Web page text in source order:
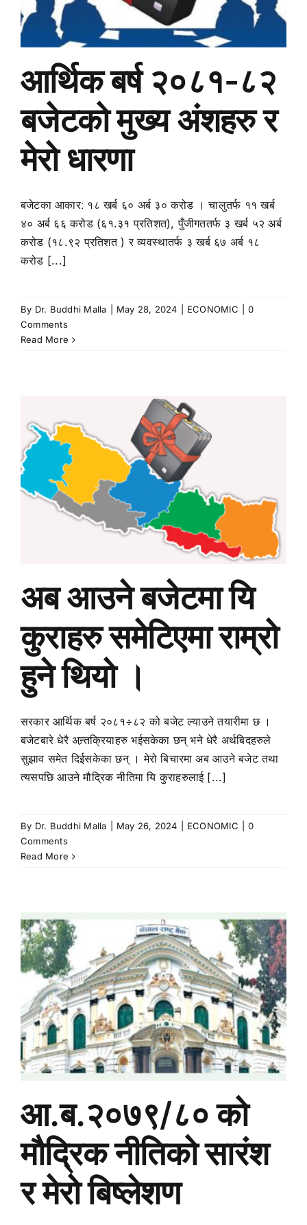
आर्थिक बर्ष २०८१-८२
बजेटको मुख्य अंशहरु र
मेरो धारणा
बजेटका आकारː १८ खर्ब ६० अर्ब ३० करोड । चालुतर्फ ११ खर्ब
४० अर्ब ६६ करोड (६१‍.३१ प्रतिशत), पुँजीगततर्फ ३ खर्ब ५२ अर्ब
करोड (१८.९२ प्रतिशत ) र व्यवस्थातर्फ ३ खर्ब ६७ अर्ब १८
करोड [...]
By Dr. Buddhi Malla May 28, 2024 ECONOMIC
0
Comments
Read More
अब आउने बजेटमा यि
कुराहरु समेटिएमा राम्रो
हुने थियो ।
सरकार आर्थिक बर्ष २०८१÷८२ को बजेट ल्याउने तयारीमा छ ।
बजेटबारे धेरै अन्र्तक्रियाहरु भईसकेका छन् भने धेरै अर्थबिदहरुले
सुझाव समेत दिईसकेका छन् । मेरो बिचारमा अब आउने बजेट तथा
त्यसपछि आउने मौद्रिक नीतिमा यि कुराहरुलाई [...]
By Dr. Buddhi Malla May 26, 2024 ECONOMIC
0
Comments
Read More
आ.ब.२०७९/८० को
मौद्रिक नीतिको सारंश
र मेरो बिष्लेशण